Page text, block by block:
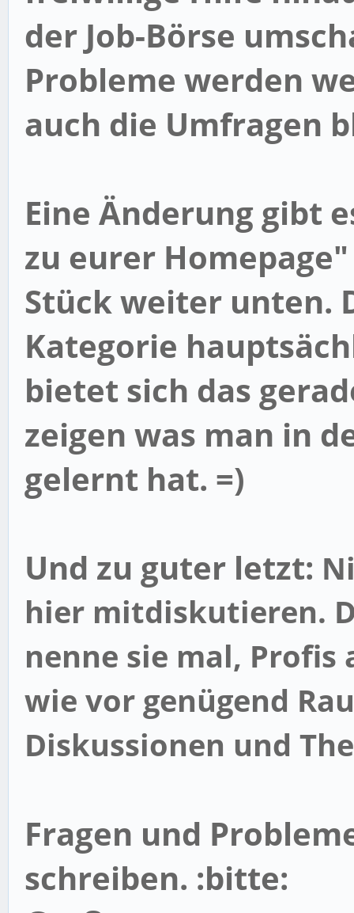
der Job-Börse
Probleme werden
auch die Umfragen
Eine Änderung gibt
zu eurer Homepage
Stück weiter unten.
Kategorie
bietet sich das
zeigen was man in
gelernt hat. =)
Und zu guter letzt:
hier mitdiskutieren.
nenne sie mal,
wie vor genügend
Diskussionen und
Fragen und
schreiben. :bitte: